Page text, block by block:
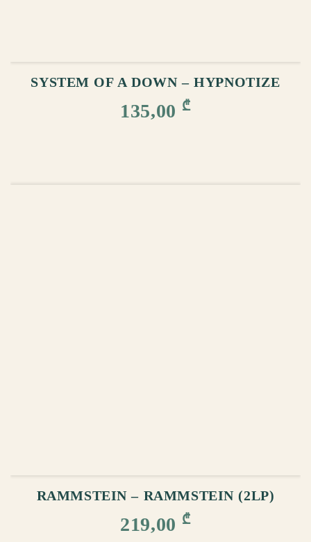
SYSTEM OF A DOWN – HYPNOTIZE
135,00 ₾
RAMMSTEIN – RAMMSTEIN (2LP)
219,00 ₾